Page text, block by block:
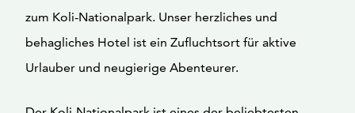
zum Koli-Nationalpark. Unser herzliches und
behagliches Hotel ist ein Zufluchtsort für aktive
Urlauber und neugierige Abenteurer.